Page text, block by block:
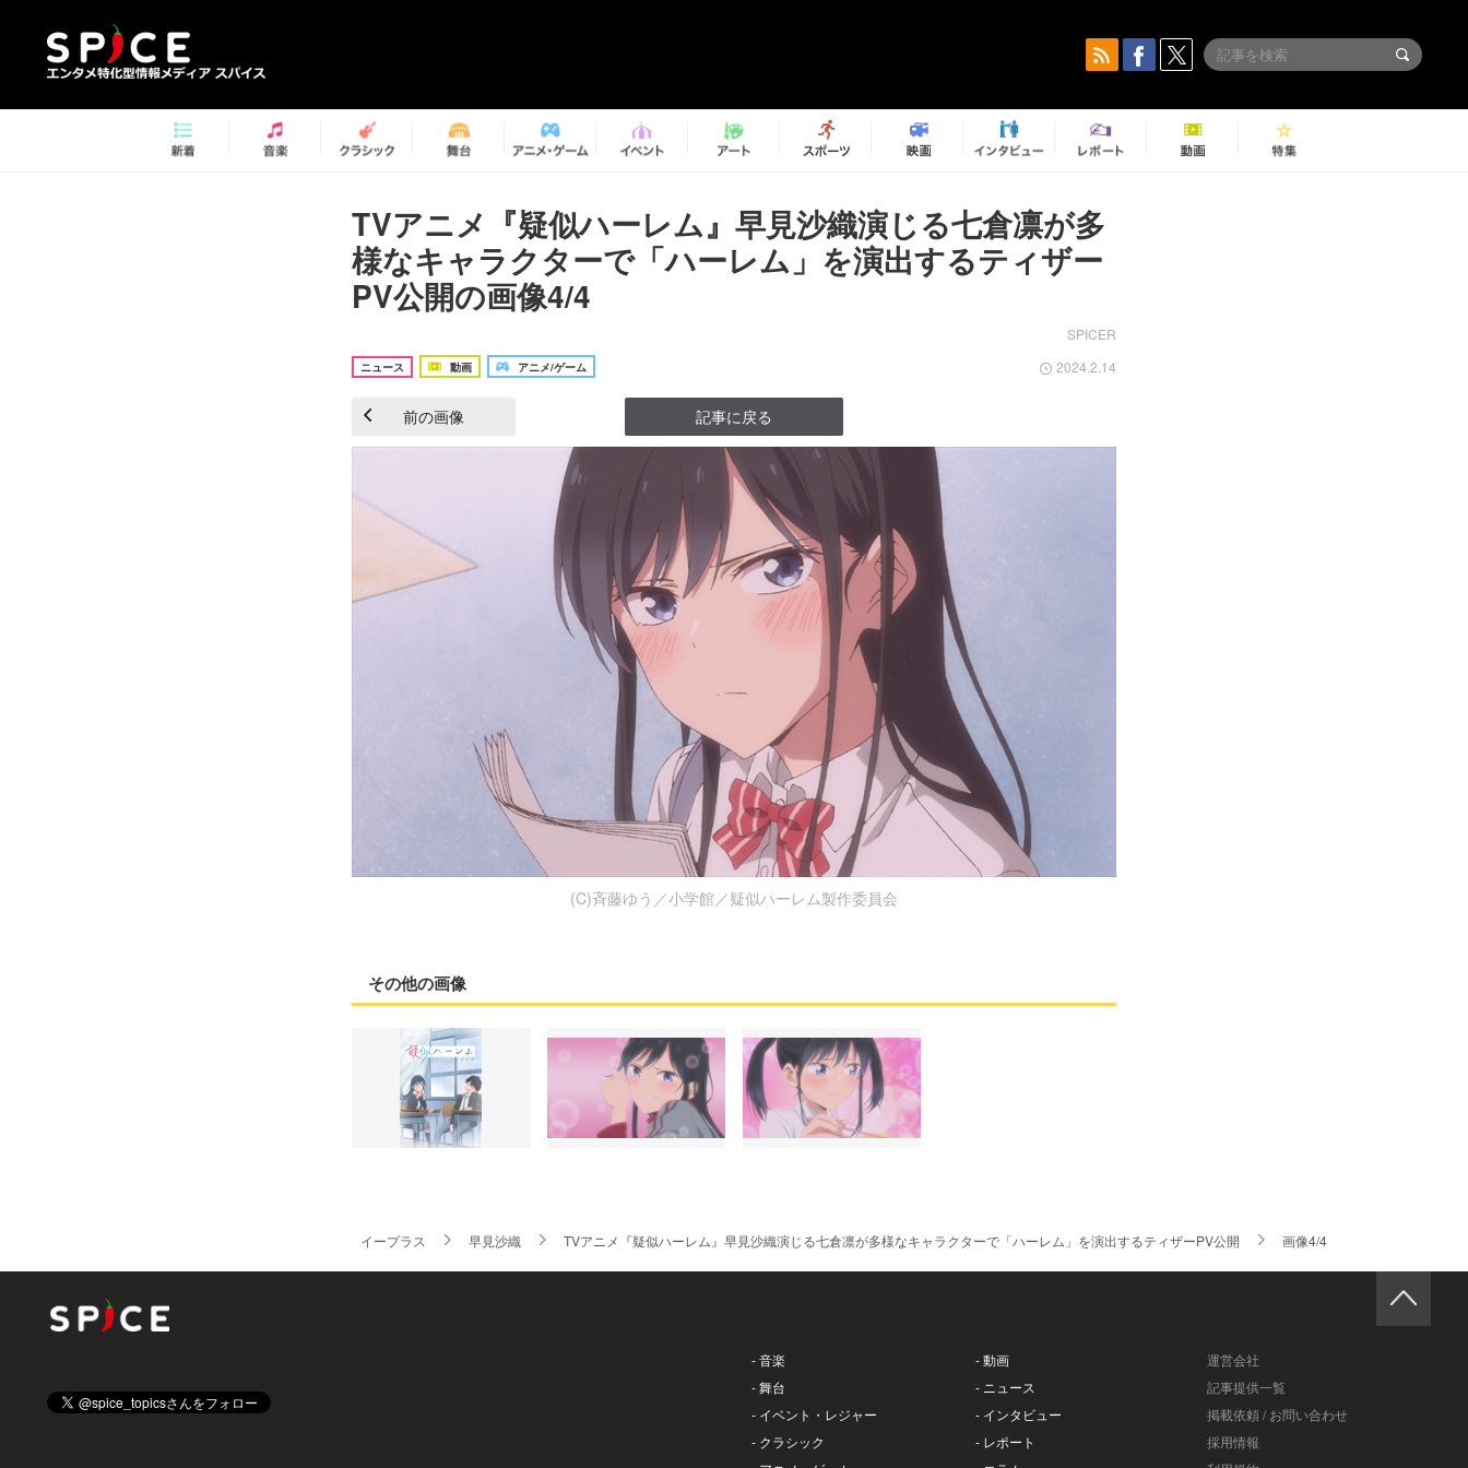
TVアニメ『疑似ハーレム』早見沙織演じる七倉凛が多
様なキャラクターで「ハーレム」を演出するティザー
PV公開の画像4/4
SPICER
ニュース 動画 アニメ/ゲーム 2024.2.14
前の画像 記事に戻る
(C)斉藤ゆう／小学館／疑似ハーレム製作委員会
その他の画像
イープラス 早見沙織 TVアニメ『疑似ハーレム』早見沙織演じる七倉凛が多様なキャラクターで「ハーレム」を演出するティザーPV公開 画像4/4
- 音楽
- 舞台
- イベント・レジャー
- クラシック
- 動画
- ニュース
- インタビュー
- レポート
運営会社
記事提供一覧
掲載依頼 / お問い合わせ
採用情報